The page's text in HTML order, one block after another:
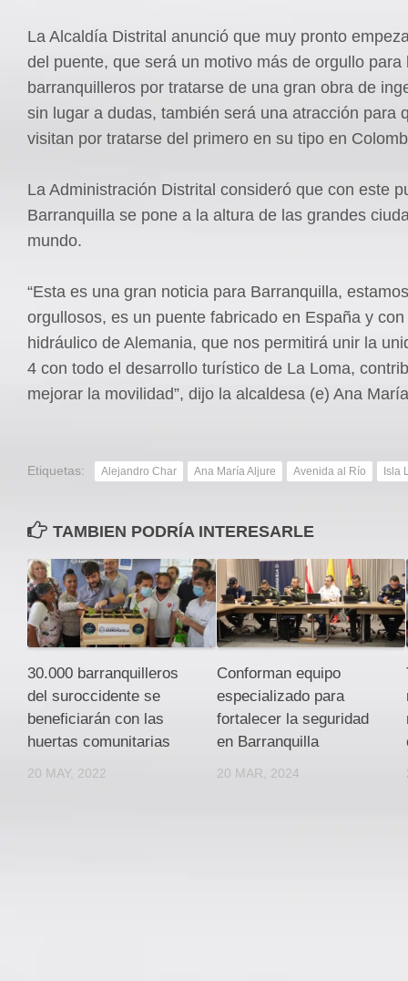
La Alcaldía Distrital anunció que muy pronto
del puente, que será un motivo más de orgullo para
barranquilleros por tratarse de una gran obra de
sin lugar a dudas, también será una atracción para
visitan por tratarse del primero en su tipo en
La Administración Distrital consideró que con este
Barranquilla se pone a la altura de las grandes
mundo.
“Esta es una gran noticia para Barranquilla,
orgullosos, es un puente fabricado en España y
hidráulico de Alemania, que nos permitirá unir la
4 con todo el desarrollo turístico de La Loma,
mejorar la movilidad”, dijo la alcaldesa (e) Ana
Etiquetas: Alejandro Char Ana María Aljure Avenida al Río Isla
TAMBIEN PODRÍA INTERESARLE
30.000 barranquilleros
del suroccidente se
beneficiarán con las
huertas comunitarias
20 MAY, 2022
Conforman equipo
especializado para
fortalecer la seguridad
en Barranquilla
20 MAR, 2024